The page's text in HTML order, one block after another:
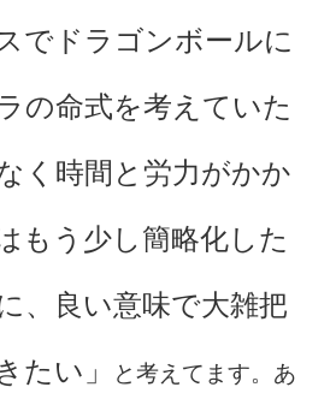
でドラゴンボールに
の命式を考えていた
く時間と労力がかか
もう少し簡略化した
、良い意味で大雑把
たい」 と考えてます。あ